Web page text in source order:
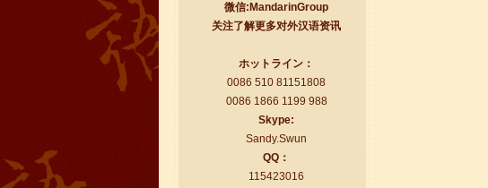
語風漢語学員ー付泽东
語風国際教育交流グループ語風漢語セ
ンターの優秀な生徒である付泽东さん
の感想： 皆さん、こんにちは！私の中
微信:MandarinGroup
关注了解更多对外汉语资讯
ホットライン：
0086 510 81151808
0086 1866 1199 988
Skype:
Sandy.Swun
QQ：
115423016